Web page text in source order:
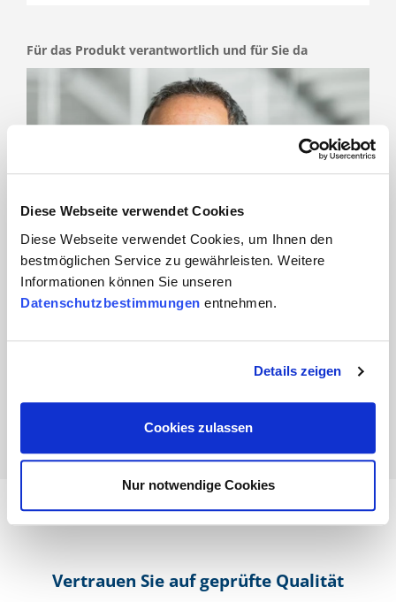
Diese Webseite verwendet Cookies
Diese Webseite verwendet Cookies, um Ihnen den
bestmöglichen Service zu gewährleisten. Weitere
Informationen können Sie unseren
Datenschutzbestimmungen entnehmen.
Details zeigen
Cookies zulassen
Nur notwendige Cookies
Für das Produkt verantwortlich und für Sie da
Vertrauen Sie auf geprüfte Qualität